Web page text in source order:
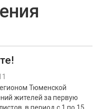
Тюменской
жителей за первую